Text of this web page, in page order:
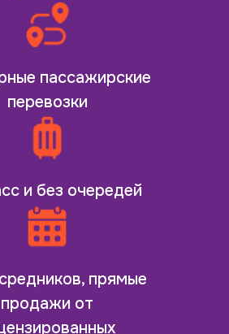
пассажирские
перевозки
и без очередей
прямые
продажи от